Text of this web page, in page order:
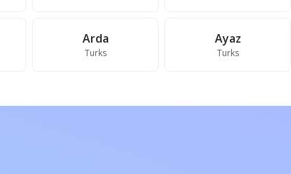
Arda
Turks
Ayaz
Turks